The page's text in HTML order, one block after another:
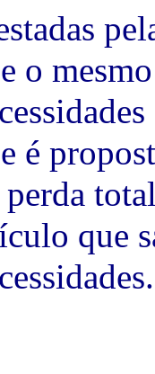
o
é
perda
que